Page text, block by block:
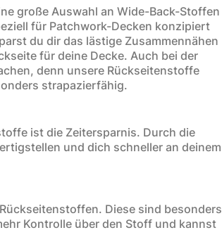
große Auswahl an Wide-Back-Stoffen
für Patchwork-Decken konzipiert
du dir das lästige Zusammennähen
für deine Decke. Auch bei der
denn unsere Rückseitenstoffe
strapazierfähig.
ist die Zeitersparnis. Durch die
und dich schneller an deinem
Diese sind besonders
Kontrolle über den Stoff und kannst